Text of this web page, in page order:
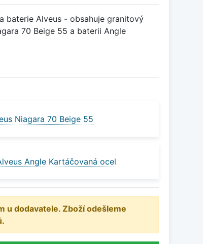
baterie Alveus - obsahuje granitový
70 Beige 55 a baterii Angle
Niagara 70 Beige 55
Angle Kartáčovaná ocel
u dodavatele. Zboží odešleme